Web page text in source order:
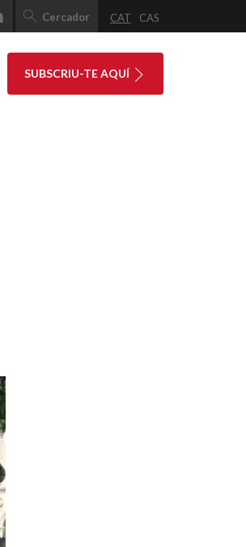
Cercador CAT CAS
SUBSCRIU-TE AQUÍ